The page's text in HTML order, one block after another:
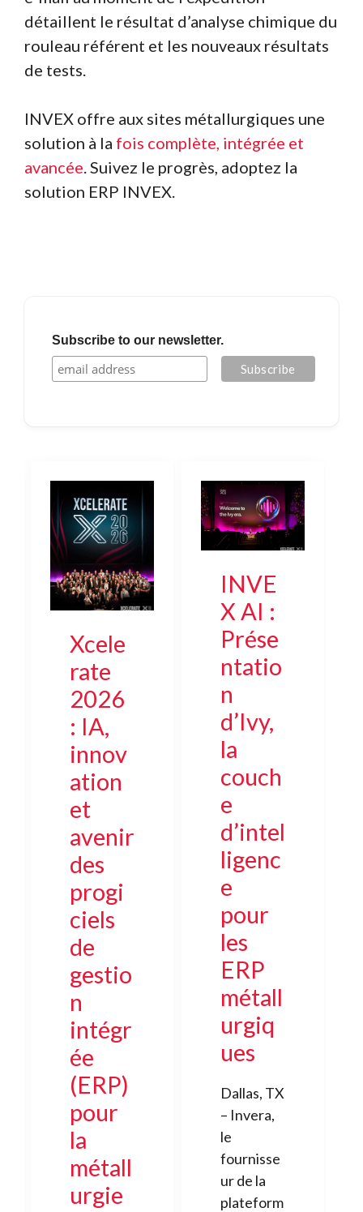
détaillent le résultat d’analyse chimique du
rouleau référent et les nouveaux résultats
de tests.
INVEX offre aux sites métallurgiques une
solution à la fois complète, intégrée et
avancée. Suivez le progrès, adoptez la
solution ERP INVEX.
Subscribe to our newsletter.
Xcele
rate
2026
: IA,
innov
ation
et
avenir
des
progi
ciels
de
gestio
n
intégr
ée
(ERP)
pour
la
métall
urgie
INVE
X AI :
Prése
ntatio
n
d’Ivy,
la
couch
e
d’intel
ligenc
e
pour
les
ERP
métall
urgiq
ues
Dallas, TX
– Invera,
le
fournisse
ur de la
plateform